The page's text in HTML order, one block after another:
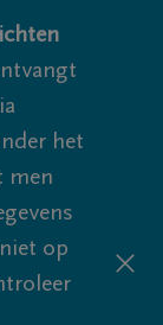
het
men
op